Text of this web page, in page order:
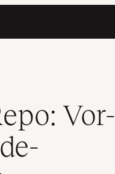
Strategien
Vor-